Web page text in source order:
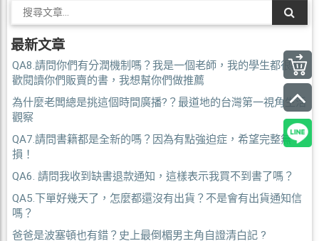
最新文章
QA8.請問你們有分潤機制嗎？我是一個老師，我的學生都很喜
歡閱讀你們販賣的書，我想幫你們做推薦
為什麼老闆總是挑這個時間廣播?？最道地的台灣第一視角生活
觀察
QA7.請問書籍都是全新的嗎？因為有點強迫症，希望完整無
損！
QA6. 請問我收到缺書退款通知，這樣表示我買不到書了嗎？
QA5.下單好幾天了，怎麼都還沒有出貨？不是會有出貨通知信
嗎？
爸爸是波塞頓也有錯？史上最倒楣男主角自證清白記 ?